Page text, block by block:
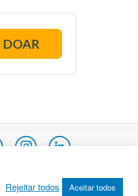
DOAR
Rejeitar todos Aceitar todos